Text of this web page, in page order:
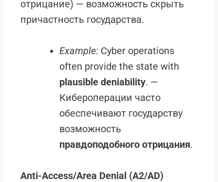
отрицание) — возможность скрыть
причастность государства.
Example: Cyber operations
often provide the state with
plausible deniability. —
Кибероперации часто
обеспечивают государству
возможность
правдоподобного отрицания.
Anti-Access/Area Denial (A2/AD)